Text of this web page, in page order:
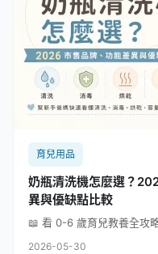
育兒用品
奶瓶清洗機怎麼選？
異與優缺點比較
📖 看 0-6 歲育兒教養全攻
2026-05-30